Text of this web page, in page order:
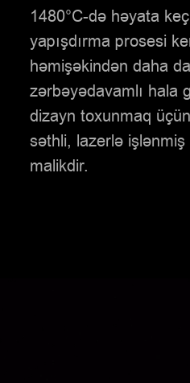
1480°C-də həyata
yapışdırma prosesi
həmişəkindəndaha
zərbəyədavamlı hala
dizayn toxunmaq
səthli, lazerlə
malikdir.